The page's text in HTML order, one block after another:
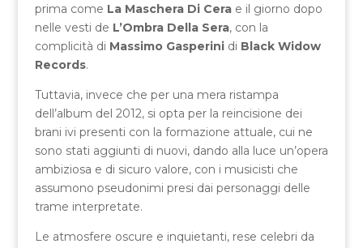
prima come La Maschera Di Cerae il giorno dopo
nelle vesti de L’Ombra Della Sera, con la
complicità di Massimo Gasperinidi Black Widow
Records.
Tuttavia, invece che per una mera ristampa
dell’album del 2012, si opta per la reincisione dei
brani ivi presenti con la formazione attuale, cui ne
sono stati aggiunti di nuovi, dando alla luce un’opera
ambiziosa e di sicuro valore, con i musicisti che
assumono pseudonimi presi dai personaggi delle
trame interpretate.
Le atmosfere oscure e inquietanti, rese celebri da